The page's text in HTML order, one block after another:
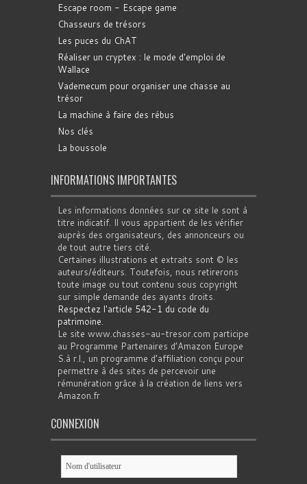
Escape room - Escape game
Chasseurs de trésors
Les puces du ChAT
Réaliser un cryptex : le mode d'emploi de
Wallace
Vademecum pour organiser une chasse au
trésor
La machine à faire des rébus
Nos clés
La boussole
INFORMATIONS IMPORTANTES
Les informations données sur ce site le sont à
titre indicatif. Il vous appartient de les vérifier
auprès des organisateurs, des annonceurs ou
de tout autre tiers cité.
Certaines illustrations et extraits sont © les
auteurs/éditeurs. Toutefois, nous retirerons
toute image ou tout contenu sous copyright
sur simple demande des ayants droits.
Respectez l'article 542-1 du code du
patrimoine.
Le site www.chasses-au-tresor.com participe
au Programme Partenaires d’Amazon Europe
S.à r.l., un programme d’affiliation conçu pour
permettre à des sites de percevoir une
rémunération grâce à la création de liens vers
Amazon.fr
CONNEXION